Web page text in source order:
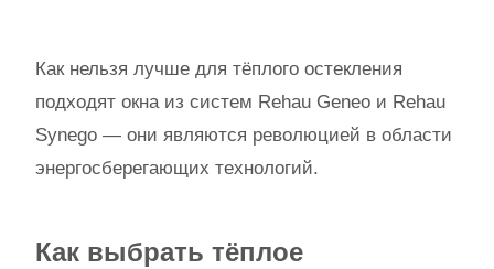
Как нельзя лучше для тёплого остекления
подходят окна из систем Rehau Geneo и Rehau
Synego — они являются революцией в области
энергосберегающих технологий.
Как выбрать тёплое